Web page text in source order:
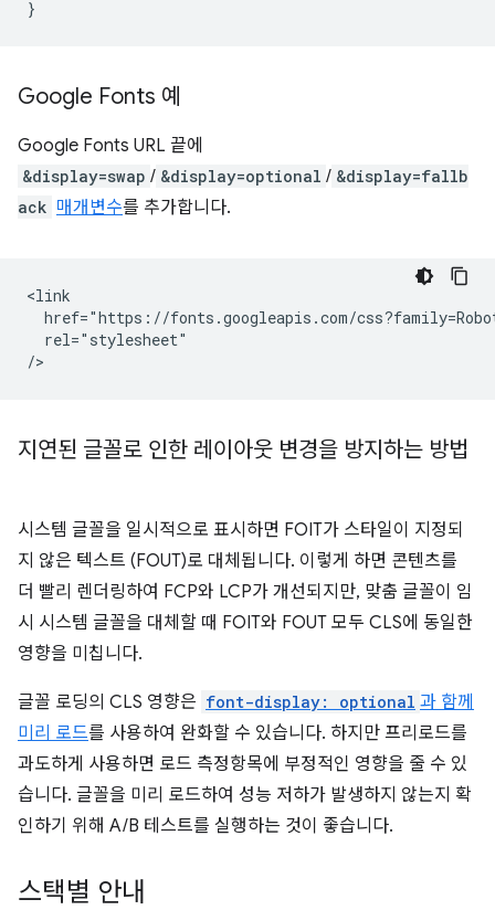
}
Google Fonts 예
Google Fonts URL 끝에
&display=swap / &display=optional / &display=fallb
ack 매개변수를 추가합니다.
<link
href="https://fonts.googleapis.com/
  rel="stylesheet"
지연된 글꼴로 인한 레이아웃 변경을 방지하는 방법
시스템 글꼴을 일시적으로 표시하면 FOIT가 스타일이 지정되
지 않은 텍스트 (FOUT)로 대체됩니다. 이렇게 하면 콘텐츠를
더 빨리 렌더링하여 FCP와 LCP가 개선되지만, 맞춤 글꼴이 임
시 시스템 글꼴을 대체할 때 FOIT와 FOUT 모두 CLS에 동일한
영향을 미칩니다.
글꼴 로딩의 CLS 영향은 font-display: optional 과 함께
미리 로드를 사용하여 완화할 수 있습니다. 하지만 프리로드를
과도하게 사용하면 로드 측정항목에 부정적인 영향을 줄 수 있
습니다. 글꼴을 미리 로드하여 성능 저하가 발생하지 않는지 확
인하기 위해 A/B 테스트를 실행하는 것이 좋습니다.
스택별 안내